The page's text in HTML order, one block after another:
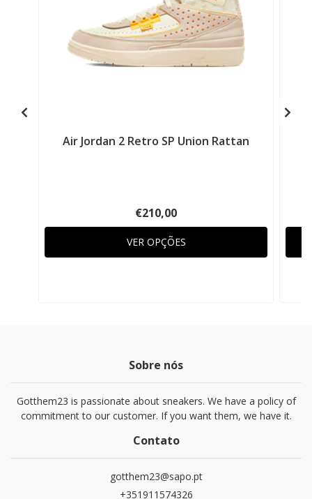
Air Jordan 2 Retro SP Union Rattan
€210,00
VER OPÇÕES
Sobre nós
Gotthem23 is passionate about sneakers. We have a policy of
commitment to our customer. If you want them, we have it.
Contato
gotthem23@sapo.pt
+351911574326